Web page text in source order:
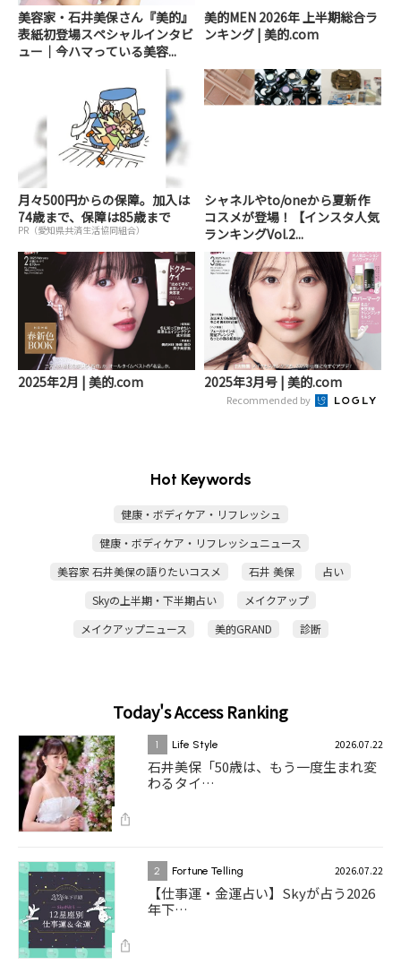
美容家・石井美保さん『美的』
表紙初登場スペシャルインタビ
ュー｜今ハマっている美容...
美的MEN 2026年 上半期総合ラ
ンキング | 美的.com
月々500円からの保障。加入は
74歳まで、保障は85歳まで
PR（愛知県共済生活協同組合）
シャネルやto/oneから夏新作
コスメが登場！【インスタ人気
ランキングVol.2...
2025年2月 | 美的.com 2025年3月号 | 美的.com
Recommended by
Hot Keywords
健康・ボディケア・リフレッシュ
健康・ボディケア・リフレッシュニュース
美容家 石井美保の語りたいコスメ
石井 美保
占い
Skyの上半期・下半期占い
メイクアップ
メイクアップニュース
美的GRAND 診断
Today's Access Ranking
1 Life Style 2026.07.22
石井美保「50歳は、もう一度生まれ変
わるタイ…
2 Fortune Telling 2026.07.22
【仕事運・金運占い】Skyが占う2026
年下…